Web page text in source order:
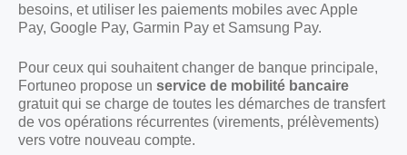
besoins, et utiliser les paiements mobiles avec Apple
Pay, Google Pay, Garmin Pay et Samsung Pay.
Pour ceux qui souhaitent changer de banque principale,
Fortuneo propose un service de mobilité bancaire
gratuit qui se charge de toutes les démarches de transfert
de vos opérations récurrentes (virements, prélèvements)
vers votre nouveau compte.